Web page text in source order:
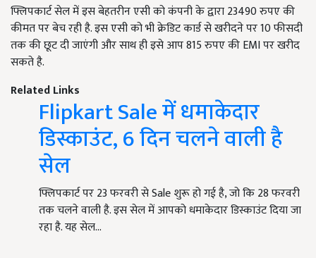
फ्लिपकार्ट सेल में इस बेहतरीन एसी को कंपनी के द्वारा 23490 रुपए की
कीमत पर बेच रही है. इस एसी को भी क्रेडिट कार्ड से खरीदने पर 10 फीसदी
तक की छूट दी जाएंगी और साथ ही इसे आप 815 रुपए की EMI पर खरीद
सकते है.
Related Links
Flipkart Sale में धमाकेदार
डिस्काउंट, 6 दिन चलने वाली है
सेल
फ्लिपकार्ट पर 23 फरवरी से Sale शुरू हो गई है, जो कि 28 फरवरी
तक चलने वाली है. इस सेल में आपको धमाकेदार डिस्काउंट दिया जा
रहा है. यह सेल…